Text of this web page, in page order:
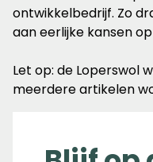
ontwikkelbedrijf. Zo
aan eerlijke kansen
Let op: de Loperswol
meerdere artikelen